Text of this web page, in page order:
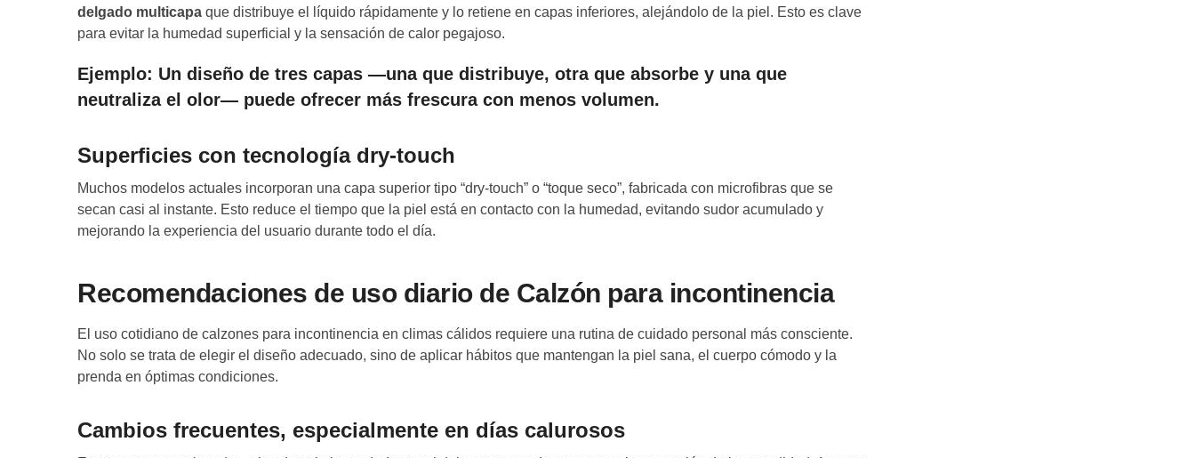
delgado multicapa que distribuye el líquido rápidamente y lo retiene en capas inferiores, alejándolo de la piel. Esto es clave
para evitar la humedad superficial y la sensación de calor pegajoso.
Ejemplo: Un diseño de tres capas —una que distribuye, otra que absorbe y una que
neutraliza el olor— puede ofrecer más frescura con menos volumen.
Superficies con tecnología dry-touch
Muchos modelos actuales incorporan una capa superior tipo “dry-touch” o “toque seco”, fabricada con microfibras que se
secan casi al instante. Esto reduce el tiempo que la piel está en contacto con la humedad, evitando sudor acumulado y
mejorando la experiencia del usuario durante todo el día.
Recomendaciones de uso diario de Calzón para incontinencia
El uso cotidiano de calzones para incontinencia en climas cálidos requiere una rutina de cuidado personal más consciente.
No solo se trata de elegir el diseño adecuado, sino de aplicar hábitos que mantengan la piel sana, el cuerpo cómodo y la
prenda en óptimas condiciones.
Cambios frecuentes, especialmente en días calurosos